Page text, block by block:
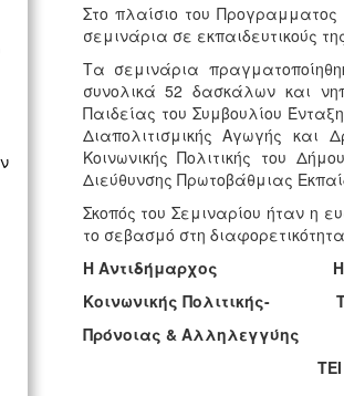
Στο πλαίσιο του
σεμινάρια σε εκπαιδευτικούς
Τα σεμινάρια
συνολικά 52 δασκάλων και
Παιδείας του Συμβουλίου
Διαπολιτισμικής Αγωγής
Κοινωνικής Πολιτικής του
Διεύθυνσης Πρωτοβάθμιας
Σκοπός του Σεμιναρίου ήταν η
το σεβασμό στη
Η Αντιδήμαρχος Η
Κοινωνικής Πολιτικής-
Πρόνοιας &
ΤΕΙ